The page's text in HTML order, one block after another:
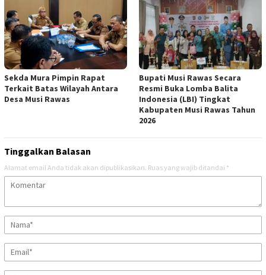
Sekda Mura Pimpin Rapat
Terkait Batas Wilayah Antara
Desa Musi Rawas
Bupati Musi Rawas Secara
Resmi Buka Lomba Balita
Indonesia (LBI) Tingkat
Kabupaten Musi Rawas Tahun
2026
Tinggalkan Balasan
Alamat email Anda tidak akan dipublikasikan. Ruas yang wajib ditandai *